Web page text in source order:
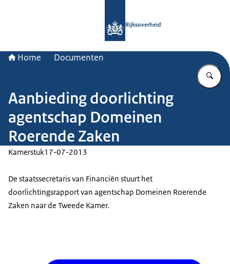
Rijksoverheid
Home Documenten
Aanbieding doorlichting
agentschap Domeinen
Roerende Zaken
Kamerstuk17-07-2013
De staatssecretaris van Financiën stuurt het
doorlichtingsrapport van agentschap Domeinen Roerende
Zaken naar de Tweede Kamer.